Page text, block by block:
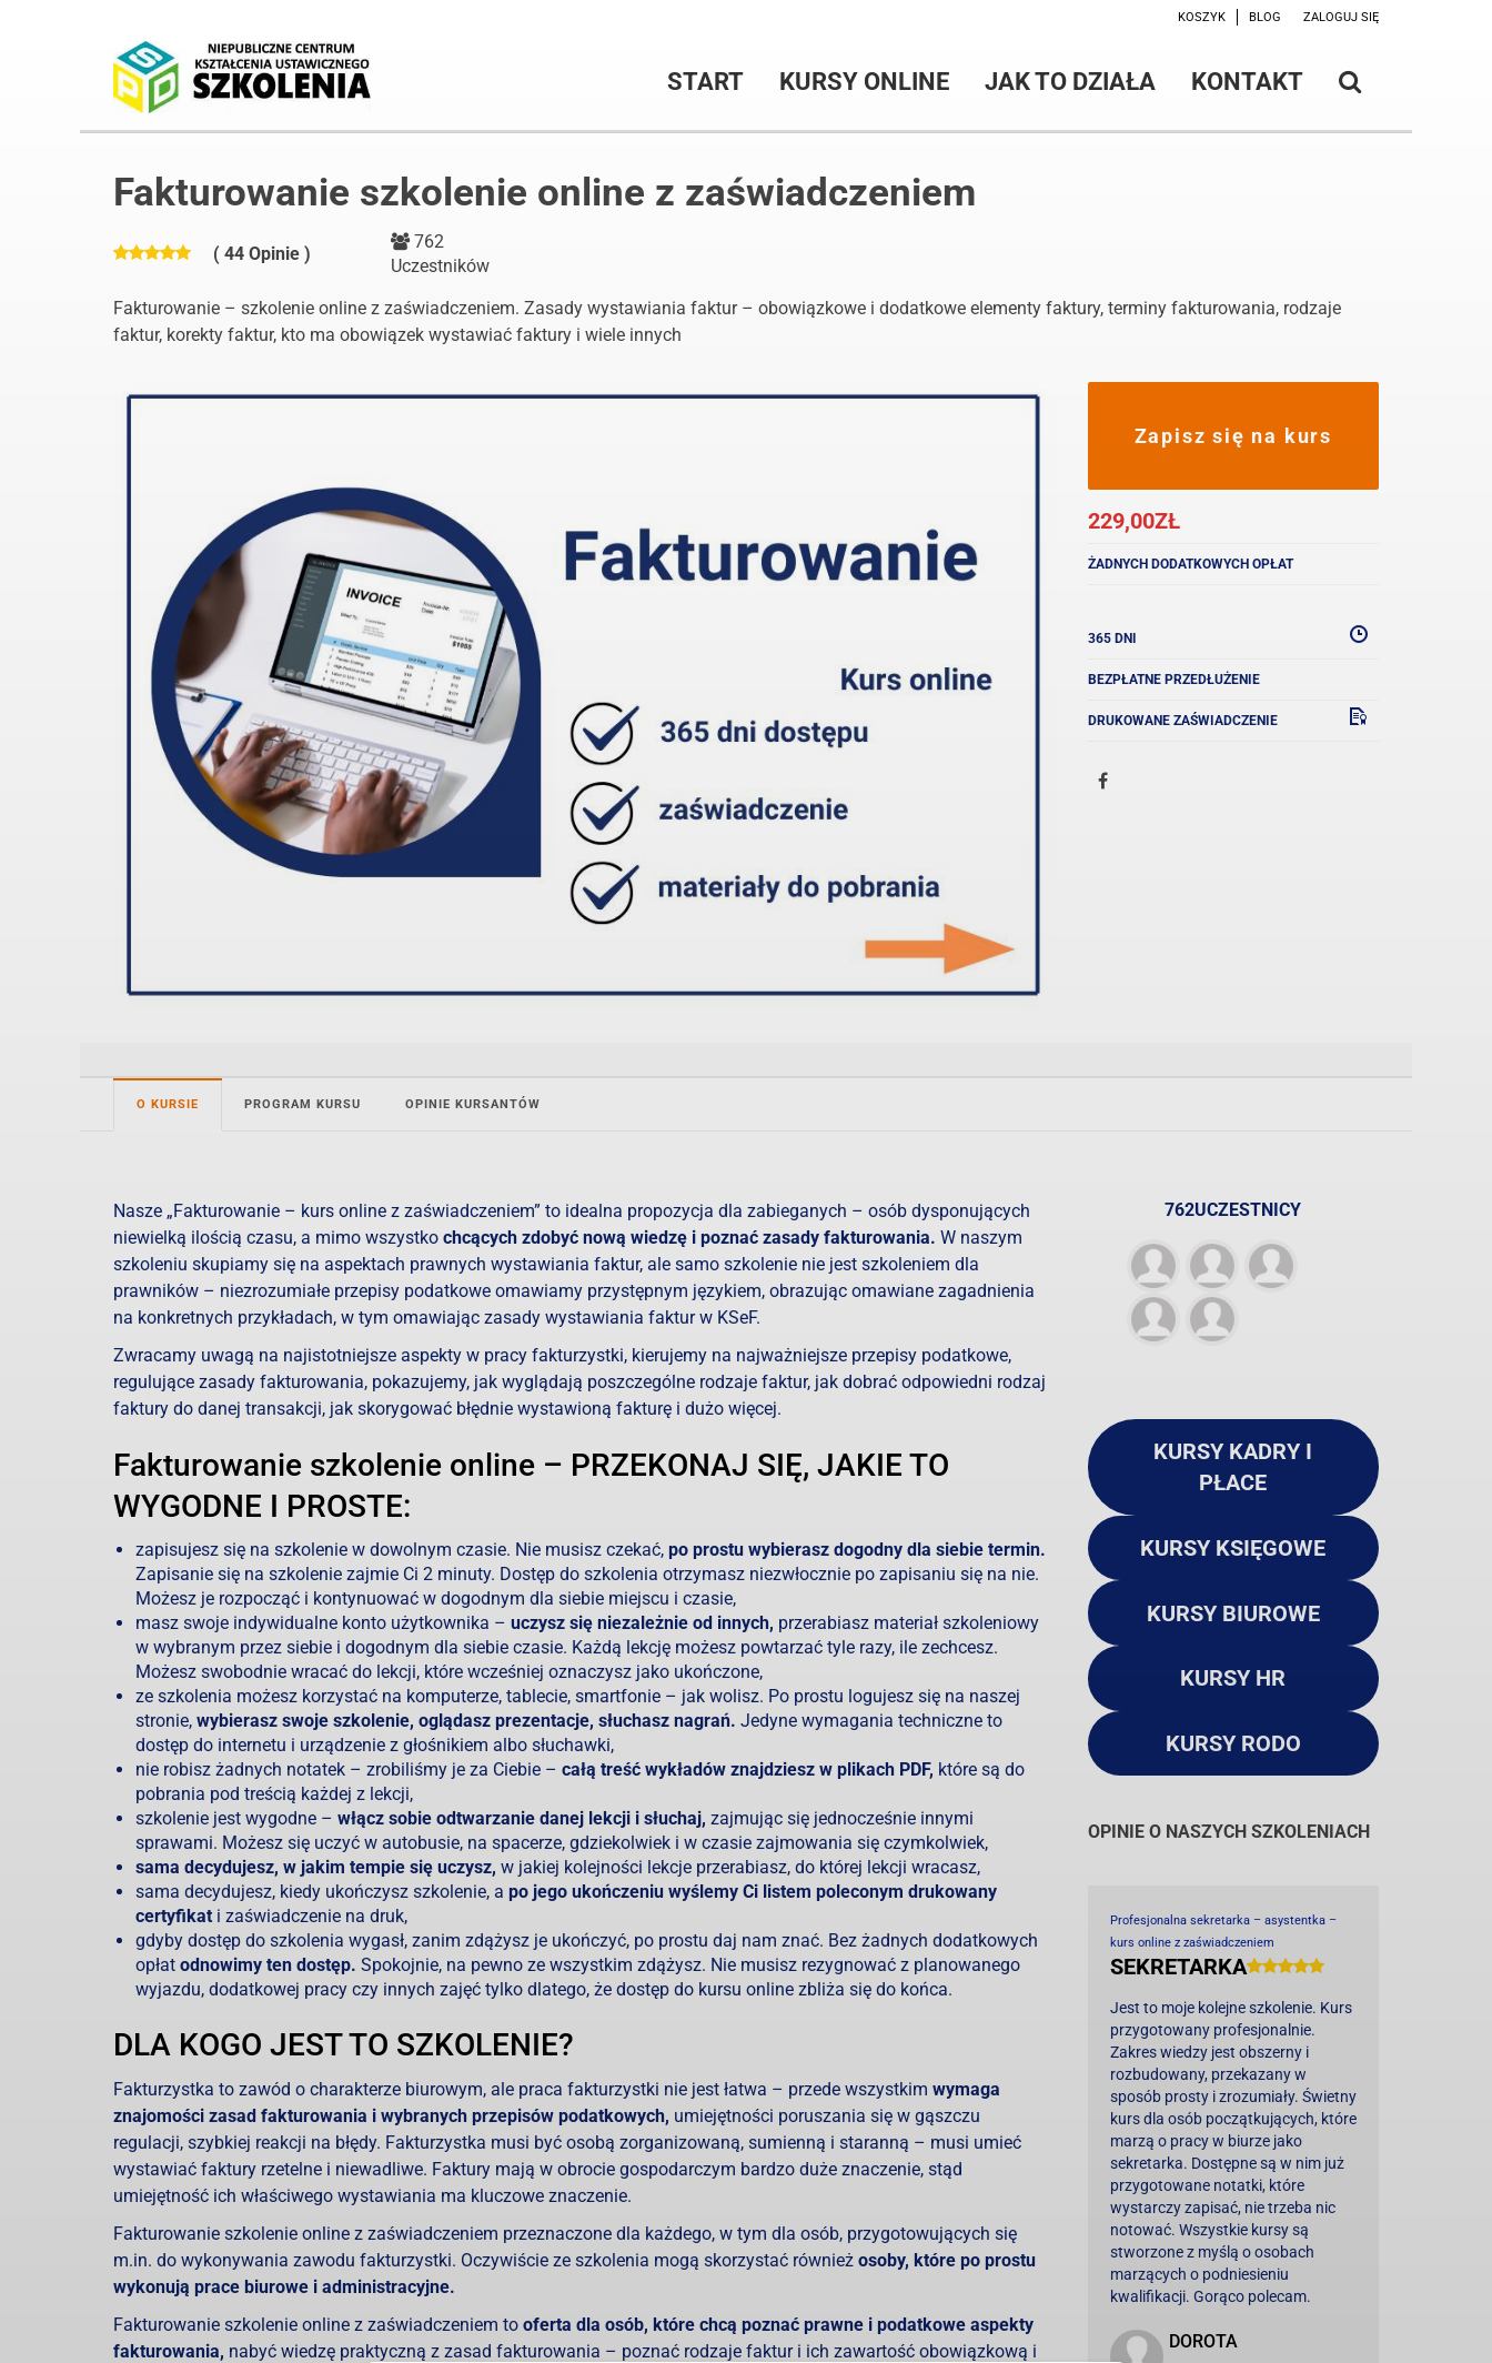
ZALOGUJ SIĘ
KOSZYK BLOG
START KURSY ONLINE JAK TO DZIAŁA KONTAKT
Fakturowanie szkolenie online z zaświadczeniem
( 44 Opinie )
762
Uczestników
Fakturowanie – szkolenie online z zaświadczeniem. Zasady wystawiania faktur – obowiązkowe i dodatkowe elementy faktury, terminy fakturowania, rodzaje
faktur, korekty faktur, kto ma obowiązek wystawiać faktury i wiele innych
Zapisz się na kurs
229,00ZŁ
ŻADNYCH DODATKOWYCH OPŁAT
365 DNI
BEZPŁATNE PRZEDŁUŻENIE
DRUKOWANE ZAŚWIADCZENIE
O KURSIE PROGRAM KURSU OPINIE KURSANTÓW
Nasze „Fakturowanie – kurs online z zaświadczeniem” to idealna propozycja dla zabieganych – osób dysponujących
niewielką ilością czasu, a mimo wszystko chcących zdobyć nową wiedzę i poznać zasady fakturowania. W naszym
szkoleniu skupiamy się na aspektach prawnych wystawiania faktur, ale samo szkolenie nie jest szkoleniem dla
prawników – niezrozumiałe przepisy podatkowe omawiamy przystępnym językiem, obrazując omawiane zagadnienia
na konkretnych przykładach, w tym omawiając zasady wystawiania faktur w KSeF.
Zwracamy uwagą na najistotniejsze aspekty w pracy fakturzystki, kierujemy na najważniejsze przepisy podatkowe,
regulujące zasady fakturowania, pokazujemy, jak wyglądają poszczególne rodzaje faktur, jak dobrać odpowiedni rodzaj
faktury do danej transakcji, jak skorygować błędnie wystawioną fakturę i dużo więcej.
Fakturowanie szkolenie online – PRZEKONAJ SIĘ, JAKIE TO
WYGODNE I PROSTE:
zapisujesz się na szkolenie w dowolnym czasie. Nie musisz czekać, po prostu wybierasz dogodny dla siebie termin.
Zapisanie się na szkolenie zajmie Ci 2 minuty. Dostęp do szkolenia otrzymasz niezwłocznie po zapisaniu się na nie.
Możesz je rozpocząć i kontynuować w dogodnym dla siebie miejscu i czasie,
masz swoje indywidualne konto użytkownika – uczysz się niezależnie od innych, przerabiasz materiał szkoleniowy
w wybranym przez siebie i dogodnym dla siebie czasie. Każdą lekcję możesz powtarzać tyle razy, ile zechcesz.
Możesz swobodnie wracać do lekcji, które wcześniej oznaczysz jako ukończone,
ze szkolenia możesz korzystać na komputerze, tablecie, smartfonie – jak wolisz. Po prostu logujesz się na naszej
stronie, wybierasz swoje szkolenie, oglądasz prezentacje, słuchasz nagrań. Jedyne wymagania techniczne to
dostęp do internetu i urządzenie z głośnikiem albo słuchawki,
nie robisz żadnych notatek – zrobiliśmy je za Ciebie – całą treść wykładów znajdziesz w plikach PDF, które są do
pobrania pod treścią każdej z lekcji,
szkolenie jest wygodne – włącz sobie odtwarzanie danej lekcji i słuchaj, zajmując się jednocześnie innymi
sprawami. Możesz się uczyć w autobusie, na spacerze, gdziekolwiek i w czasie zajmowania się czymkolwiek,
sama decydujesz, w jakim tempie się uczysz, w jakiej kolejności lekcje przerabiasz, do której lekcji wracasz,
sama decydujesz, kiedy ukończysz szkolenie, a po jego ukończeniu wyślemy Ci listem poleconym drukowany
certyfikat i zaświadczenie na druk,
gdyby dostęp do szkolenia wygasł, zanim zdążysz je ukończyć, po prostu daj nam znać. Bez żadnych dodatkowych
opłat odnowimy ten dostęp. Spokojnie, na pewno ze wszystkim zdążysz. Nie musisz rezygnować z planowanego
wyjazdu, dodatkowej pracy czy innych zajęć tylko dlatego, że dostęp do kursu online zbliża się do końca.
DLA KOGO JEST TO SZKOLENIE?
Fakturzystka to zawód o charakterze biurowym, ale praca fakturzystki nie jest łatwa – przede wszystkim wymaga
znajomości zasad fakturowania i wybranych przepisów podatkowych, umiejętności poruszania się w gąszczu
regulacji, szybkiej reakcji na błędy. Fakturzystka musi być osobą zorganizowaną, sumienną i staranną – musi umieć
wystawiać faktury rzetelne i niewadliwe. Faktury mają w obrocie gospodarczym bardzo duże znaczenie, stąd
umiejętność ich właściwego wystawiania ma kluczowe znaczenie.
Fakturowanie szkolenie online z zaświadczeniem przeznaczone dla każdego, w tym dla osób, przygotowujących się
m.in. do wykonywania zawodu fakturzystki. Oczywiście ze szkolenia mogą skorzystać również osoby, które po prostu
wykonują prace biurowe i administracyjne.
Fakturowanie szkolenie online z zaświadczeniem to oferta dla osób, które chcą poznać prawne i podatkowe aspekty
fakturowania, nabyć wiedzę praktyczną z zasad fakturowania – poznać rodzaje faktur i ich zawartość obowiązkową i
762UCZESTNICY
KURSY KADRY I
PŁACE
KURSY KSIĘGOWE
KURSY BIUROWE
KURSY HR
KURSY RODO
OPINIE O NASZYCH SZKOLENIACH
Profesjonalna sekretarka – asystentka –
kurs online z zaświadczeniem
SEKRETARKA
Jest to moje kolejne szkolenie. Kurs
przygotowany profesjonalnie.
Zakres wiedzy jest obszerny i
rozbudowany, przekazany w
sposób prosty i zrozumiały. Świetny
kurs dla osób początkujących, które
marzą o pracy w biurze jako
sekretarka. Dostępne są w nim już
przygotowane notatki, które
wystarczy zapisać, nie trzeba nic
notować. Wszystkie kursy są
stworzone z myślą o osobach
marzących o podniesieniu
kwalifikacji. Gorąco polecam.
DOROTA